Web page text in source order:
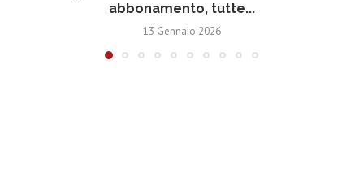
abbonamento, tutte...
13 Gennaio 2026